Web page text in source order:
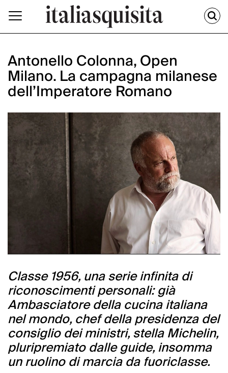
Antonello Colonna, Open
Milano. La campagna milanese
dell’Imperatore Romano
Classe 1956, una serie infinita di
riconoscimenti personali: già
Ambasciatore della cucina italiana
nel mondo, chef della presidenza del
consiglio dei ministri, stella Michelin,
pluripremiato dalle guide, insomma
un ruolino di marcia da fuoriclasse.